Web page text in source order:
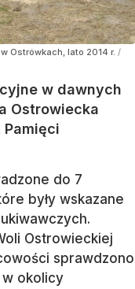
Ostrówkach, lato 2014 r. /
w dawnych
Ostrowiecka
Pamięci
do 7
były wskazane
Ostrowieckiej
sprawdzono
okolicy